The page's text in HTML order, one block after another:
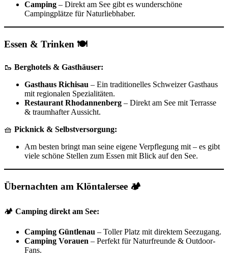
Camping – Direkt am See gibt es wunderschöne
Campingplätze für Naturliebhaber.
Essen & Trinken 🍽️
🥾 Berghotels & Gasthäuser:
Gasthaus Richisau – Ein traditionelles Schweizer Gasthaus
mit regionalen Spezialitäten.
Restaurant Rhodannenberg – Direkt am See mit Terrasse
& traumhafter Aussicht.
🧺 Picknick & Selbstversorgung:
Am besten bringt man seine eigene Verpflegung mit – es gibt
viele schöne Stellen zum Essen mit Blick auf den See.
Übernachten am Klöntalersee 🏕️
🏕️ Camping direkt am See:
Camping Güntlenau – Toller Platz mit direktem Seezugang.
Camping Vorauen – Perfekt für Naturfreunde & Outdoor-
Fans.